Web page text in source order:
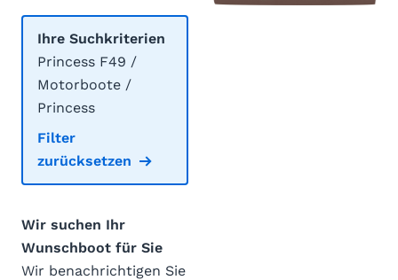
Ihre Suchkriterien
Princess F49 /
Motorboote /
Princess
Filter
zurücksetzen
Wir suchen Ihr
Wunschboot für Sie
Wir benachrichtigen Sie